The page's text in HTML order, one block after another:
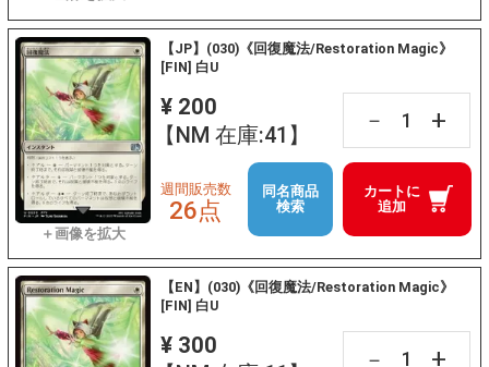
【JP】(030)《回復魔法/Restoration Magic》
[FIN] 白U
¥ 200
【NM 在庫:41】
－ +
カートに
追加
週間販売数
26点
同名商品
検索
【EN】(030)《回復魔法/Restoration Magic》
[FIN] 白U
¥ 300
－ +